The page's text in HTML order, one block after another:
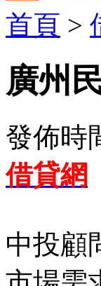
首頁 >
廣州
發佈時
借貸網
中投顧